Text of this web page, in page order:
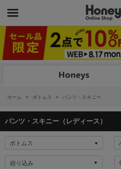
ホーム > ボトムス > パンツ・スキニー
パンツ・スキニー（レディース）
絞り込み